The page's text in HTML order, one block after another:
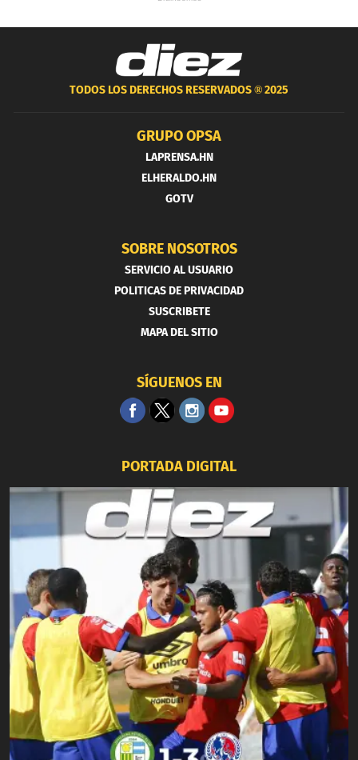
TODOS LOS DERECHOS RESERVADOS ®2025
GRUPO OPSA
LAPRENSA.HN
ELHERALDO.HN
GOTV
SOBRE NOSOTROS
SERVICIO AL USUARIO
POLITICAS DE PRIVACIDAD
SUSCRIBETE
MAPA DEL SITIO
SÍGUENOS EN
PORTADA DIGITAL